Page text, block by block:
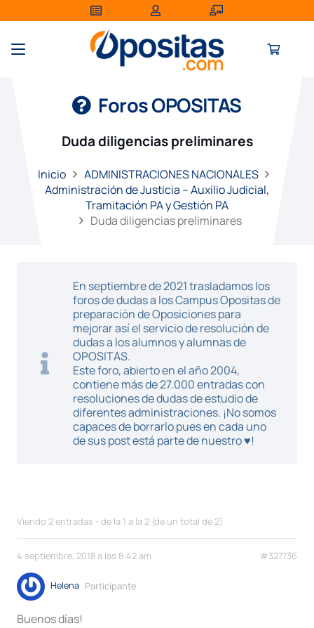
Foros OPOSITAS
Duda diligencias preliminares
Inicio
ADMINISTRACIONES NACIONALES
Administración de Justicia – Auxilio Judicial,
Tramitación PA y Gestión PA
Duda diligencias preliminares
En septiembre de 2021 trasladamos los
foros de dudas a los Campus Opositas de
preparación de Oposiciones para
mejorar así el servicio de resolución de
dudas a los alumnos y alumnas de
OPOSITAS.
Este foro, abierto en el año 2004,
contiene más de 27.000 entradas con
resoluciones de dudas de estudio de
diferentes administraciones. ¡No somos
capaces de borrarlo pues en cada uno
de sus post está parte de nuestro ♥!
Viendo 2 entradas - de la 1 a la 2 (de un total de 2)
4 septiembre, 2018 a las 8:42 am #327736
Helena Participante
Buenos días!